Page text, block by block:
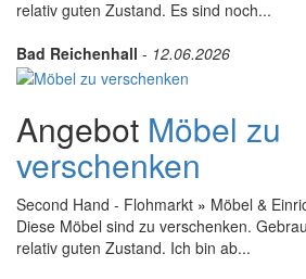
relativ guten Zustand. Es sind noch...
Bad Reichenhall - 12.06.2026
Angebot Möbel zu
verschenken
Second Hand - Flohmarkt » Möbel &
Diese Möbel sind zu verschenken.
relativ guten Zustand. Ich bin ab...